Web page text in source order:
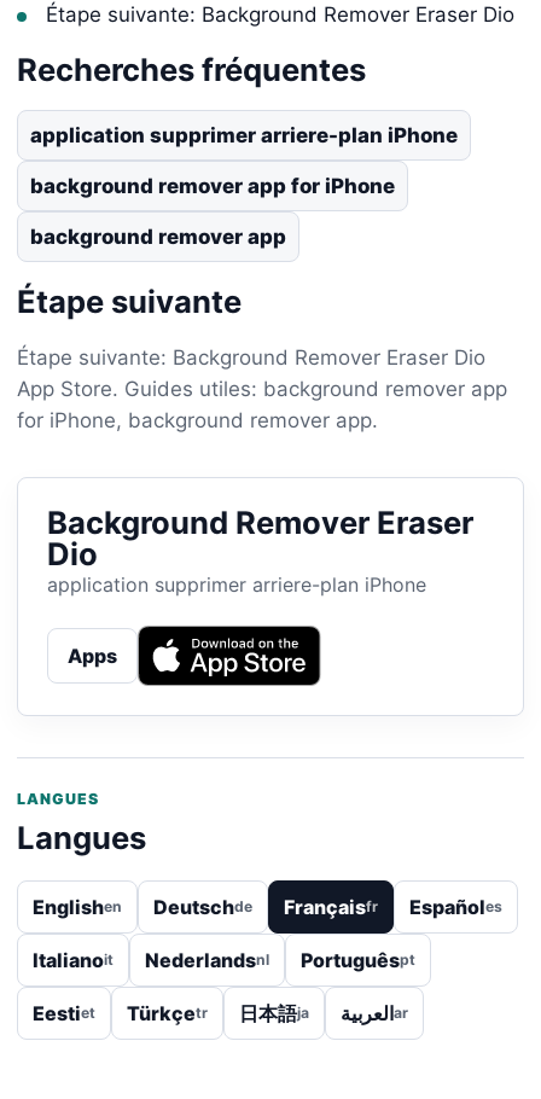
Étape suivante: Background Remover Eraser Dio
Recherches fréquentes
application supprimer arriere-plan iPhone
background remover app for iPhone
background remover app
Étape suivante
Étape suivante: Background Remover Eraser Dio
App Store. Guides utiles: background remover app
for iPhone, background remover app.
Background Remover Eraser
Dio
application supprimer arriere-plan iPhone
Apps
LANGUES
Langues
Englishen Deutschde Françaisfr Españoles
Italianoit Nederlandsnl Portuguêspt
Eestiet Türkçetr 日本語ja العربيةar